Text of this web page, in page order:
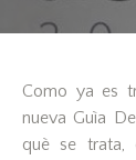
Como ya es
nueva Guìa
què se trata,